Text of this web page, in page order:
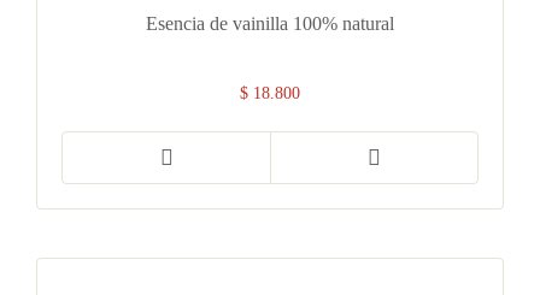
Esencia de vainilla 100% natural
$ 18.800